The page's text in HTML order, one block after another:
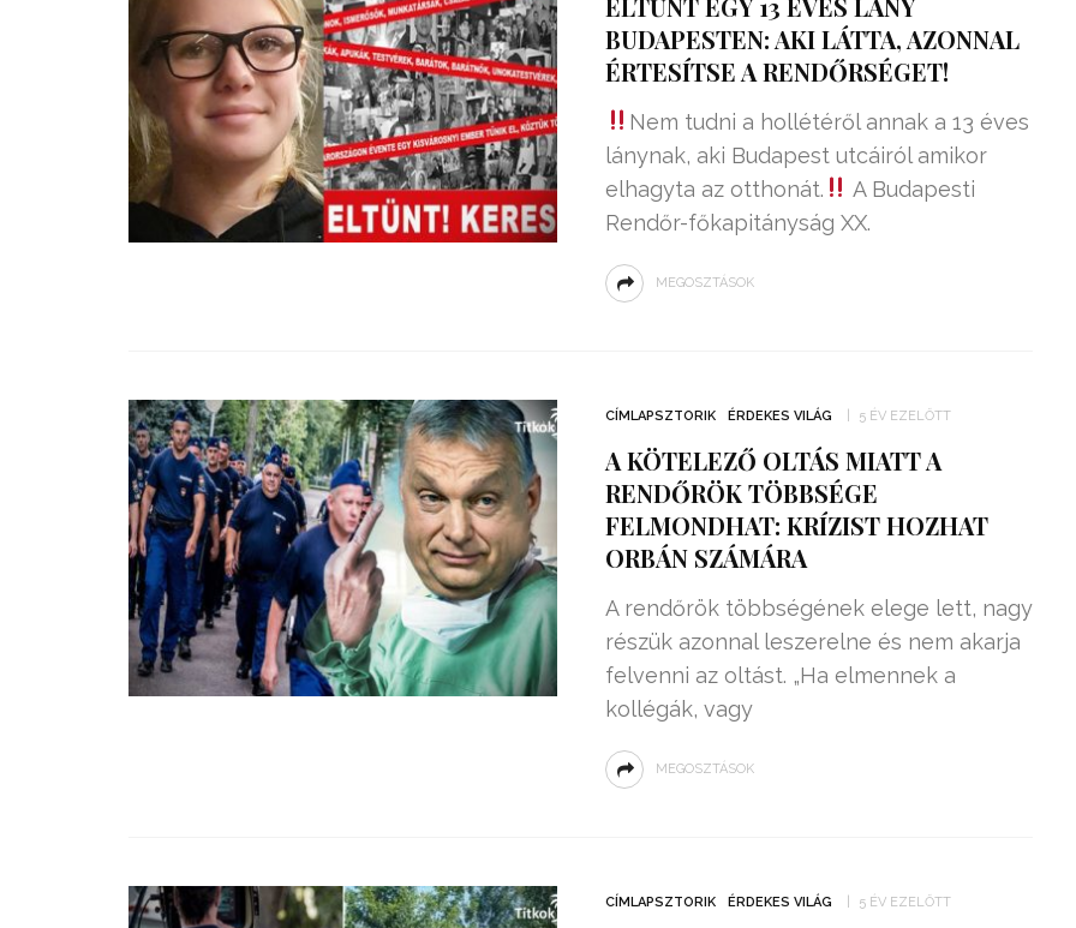
BUDAPESTEN: AKI LÁTTA, AZONNAL
ÉRTESÍTSE A RENDŐRSÉGET!
Nem tudni a hollétéről annak a 13 éves
lánynak, aki Budapest utcáiról amikor
elhagyta az otthonát.
A Budapesti
Rendőr-főkapitányság XX.
MEGOSZTÁSOK
CÍMLAPSZTORIK ÉRDEKES VILÁG 5 ÉV EZELŐTT
A KÖTELEZŐ OLTÁS MIATT A
RENDŐRÖK TÖBBSÉGE
FELMONDHAT: KRÍZIST HOZHAT
ORBÁN SZÁMÁRA
A rendőrök többségének elege lett, nagy
részük azonnal leszerelne és nem akarja
felvenni az oltást. „Ha elmennek a
kollégák, vagy
MEGOSZTÁSOK
CÍMLAPSZTORIK ÉRDEKES VILÁG 5 ÉV EZELŐTT